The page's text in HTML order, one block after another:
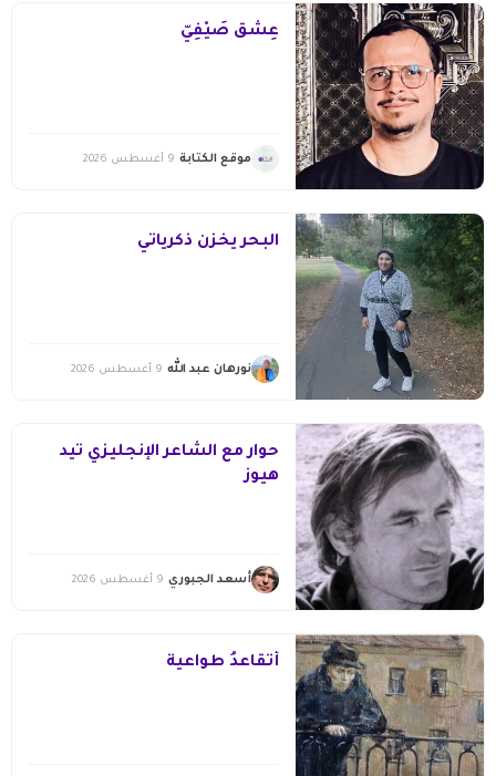
عِشْقٌ صَيْفِيّ
موقع الكتابة 9 أغسطس 2026
البحر يخزن ذكرياتي
نورهان عبد الله 9 أغسطس 2026
حوار مع الشاعر الإنجليزي تيد
هيوز
أسعد الجبوري 9 أغسطس 2026
أتقاعدُ طواعيةً